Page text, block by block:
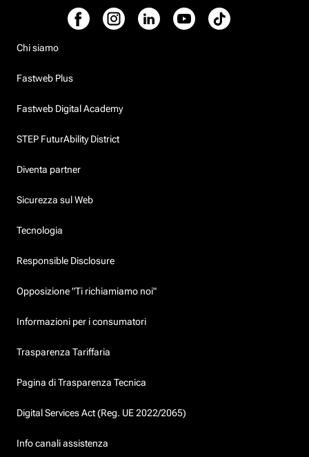
Chi siamo
Fastweb Plus
Fastweb Digital Academy
STEP FuturAbility District
Diventa partner
Sicurezza sul Web
Tecnologia
Responsible Disclosure
Opposizione "Ti richiamiamo noi"
Informazioni per i consumatori
Trasparenza Tariffaria
Pagina di Trasparenza Tecnica
Digital Services Act (Reg. UE 2022/2065)
Info canali assistenza